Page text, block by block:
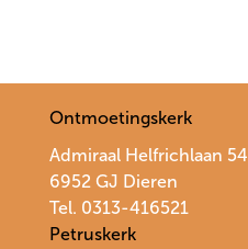
Ontmoetingskerk
Admiraal Helfrichlaan 54
6952 GJ Dieren
Tel. 0313-416521
Petruskerk